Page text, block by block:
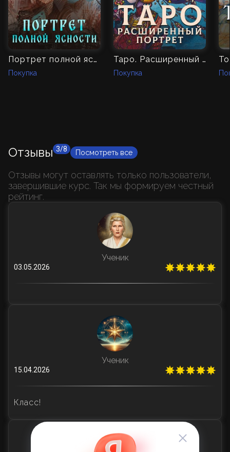
Портрет полной ясности
Покупка
Таро. Расширенный портрет
Покупка
Отзывы 3/8 Посмотреть все
Ученик
03.05.2026
Ученик
15.04.2026
Класс!
Отзывы могут оставлять только пользователи,
завершившие курс. Так мы формируем честный
рейтинг.